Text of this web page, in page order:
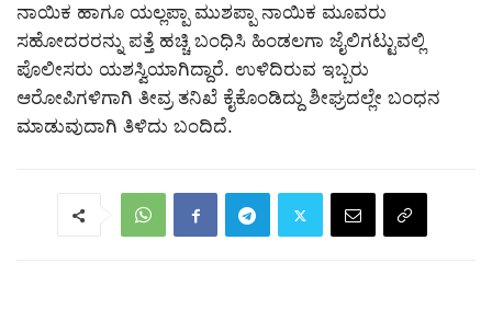
ನಾಯಿಕ ಹಾಗೂ ಯಲ್ಲಪ್ಪಾ ಮುಶಪ್ಪಾ ನಾಯಿಕ ಮೂವರು
ಸಹೋದರರನ್ನು ಪತ್ತೆ ಹಚ್ಚಿ ಬಂಧಿಸಿ ಹಿಂಡಲಗಾ ಜೈಲಿಗಟ್ಟುವಲ್ಲಿ
ಪೊಲೀಸರು ಯಶಸ್ವಿಯಾಗಿದ್ದಾರೆ. ಉಳಿದಿರುವ ಇಬ್ಬರು
ಆರೋಪಿಗಳಿಗಾಗಿ ತೀವ್ರ ತನಿಖೆ ಕೈಕೊಂಡಿದ್ದು ಶೀಘ್ರದಲ್ಲೇ ಬಂಧನ
ಮಾಡುವುದಾಗಿ ತಿಳಿದು ಬಂದಿದೆ.